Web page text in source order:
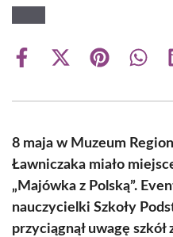
Share
Share
(Twitter)
Share Share
8 maja w Muzeum
Ławniczaka miało
„Majówka z Polską”.
nauczycielki Szkoły
przyciągnął uwagę